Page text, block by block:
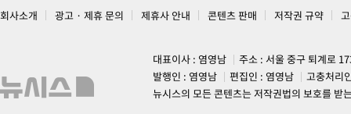
회사소개 광고 · 제휴 문의 제휴사 안내 콘텐츠 판매 저작권 규약
대표이사 : 염영남
주소 : 서울 중구 퇴계로
발행인 : 염영남
편집인 : 염영남
고충처리
뉴시스의 모든 콘텐츠는 저작권법의 보호를